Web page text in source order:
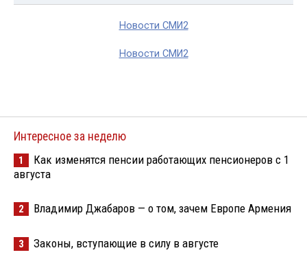
Новости СМИ2
Новости СМИ2
Интересное за неделю
1
Как изменятся пенсии работающих пенсионеров с 1
августа
2 Владимир Джабаров — о том, зачем Европе Армения
3 Законы, вступающие в силу в августе